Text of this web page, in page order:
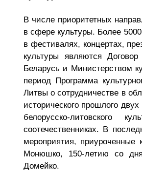
В числе приоритетных
в сфере культуры. Более
в фестивалях, концертах,
культуры являются
Беларусь и Министерством
период Программа
Литвы о сотрудничестве в
исторического прошлого
белорусско-литовского
соотечественниках. В
мероприятия,
Монюшко, 150-летию со
Домейко.